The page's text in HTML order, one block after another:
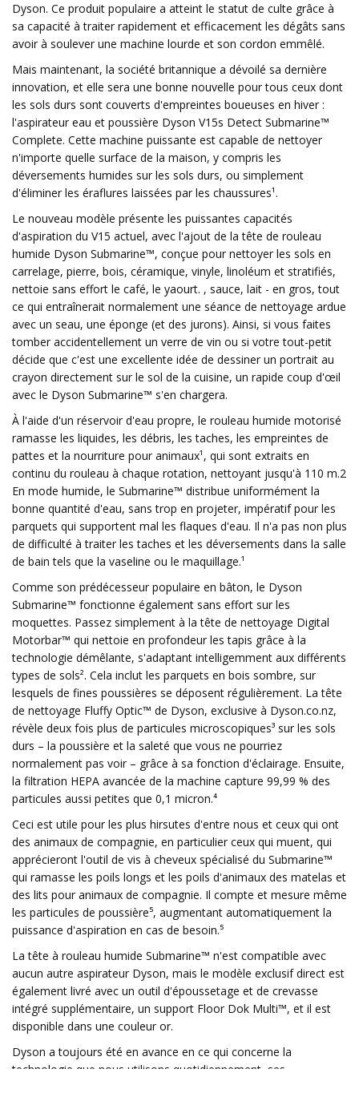
Dyson. Ce produit populaire a atteint le statut de culte grâce à
sa capacité à traiter rapidement et efficacement les dégâts sans
avoir à soulever une machine lourde et son cordon emmêlé.
Mais maintenant, la société britannique a dévoilé sa dernière
innovation, et elle sera une bonne nouvelle pour tous ceux dont
les sols durs sont couverts d'empreintes boueuses en hiver :
l'aspirateur eau et poussière Dyson V15s Detect Submarine™
Complete. Cette machine puissante est capable de nettoyer
n'importe quelle surface de la maison, y compris les
déversements humides sur les sols durs, ou simplement
d'éliminer les éraflures laissées par les chaussures¹.
Le nouveau modèle présente les puissantes capacités
d'aspiration du V15 actuel, avec l'ajout de la tête de rouleau
humide Dyson Submarine™, conçue pour nettoyer les sols en
carrelage, pierre, bois, céramique, vinyle, linoléum et stratifiés,
nettoie sans effort le café, le yaourt. , sauce, lait - en gros, tout
ce qui entraînerait normalement une séance de nettoyage ardue
avec un seau, une éponge (et des jurons). Ainsi, si vous faites
tomber accidentellement un verre de vin ou si votre tout-petit
décide que c'est une excellente idée de dessiner un portrait au
crayon directement sur le sol de la cuisine, un rapide coup d'œil
avec le Dyson Submarine™ s'en chargera.
À l'aide d'un réservoir d'eau propre, le rouleau humide motorisé
ramasse les liquides, les débris, les taches, les empreintes de
pattes et la nourriture pour animaux¹, qui sont extraits en
continu du rouleau à chaque rotation, nettoyant jusqu'à 110 m.2
En mode humide, le Submarine™ distribue uniformément la
bonne quantité d'eau, sans trop en projeter, impératif pour les
parquets qui supportent mal les flaques d'eau. Il n'a pas non plus
de difficulté à traiter les taches et les déversements dans la salle
de bain tels que la vaseline ou le maquillage.¹
Comme son prédécesseur populaire en bâton, le Dyson
Submarine™ fonctionne également sans effort sur les
moquettes. Passez simplement à la tête de nettoyage Digital
Motorbar™ qui nettoie en profondeur les tapis grâce à la
technologie démêlante, s'adaptant intelligemment aux différents
types de sols². Cela inclut les parquets en bois sombre, sur
lesquels de fines poussières se déposent régulièrement. La tête
de nettoyage Fluffy Optic™ de Dyson, exclusive à Dyson.co.nz,
révèle deux fois plus de particules microscopiques³ sur les sols
durs – la poussière et la saleté que vous ne pourriez
normalement pas voir – grâce à sa fonction d'éclairage. Ensuite,
la filtration HEPA avancée de la machine capture 99,99 % des
particules aussi petites que 0,1 micron.⁴
Ceci est utile pour les plus hirsutes d'entre nous et ceux qui ont
des animaux de compagnie, en particulier ceux qui muent, qui
apprécieront l'outil de vis à cheveux spécialisé du Submarine™
qui ramasse les poils longs et les poils d'animaux des matelas et
des lits pour animaux de compagnie. Il compte et mesure même
les particules de poussière⁵, augmentant automatiquement la
puissance d'aspiration en cas de besoin.⁵
La tête à rouleau humide Submarine™ n'est compatible avec
aucun autre aspirateur Dyson, mais le modèle exclusif direct est
également livré avec un outil d'époussetage et de crevasse
intégré supplémentaire, un support Floor Dok Multi™, et il est
disponible dans une couleur or.
Dyson a toujours été en avance en ce qui concerne la
technologie que nous utilisons quotidiennement, ses